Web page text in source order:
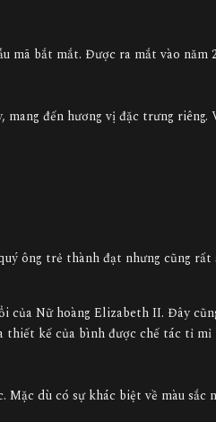
mã bắt mắt. Được ra mắt vào
đến hương vị đặc trưng
ông trẻ thành đạt nhưng cũng rất
Nữ hoàng Elizabeth II. Đây
thiết kế của bình được chế tác tỉ
Mặc dù có sự khác biệt về màu